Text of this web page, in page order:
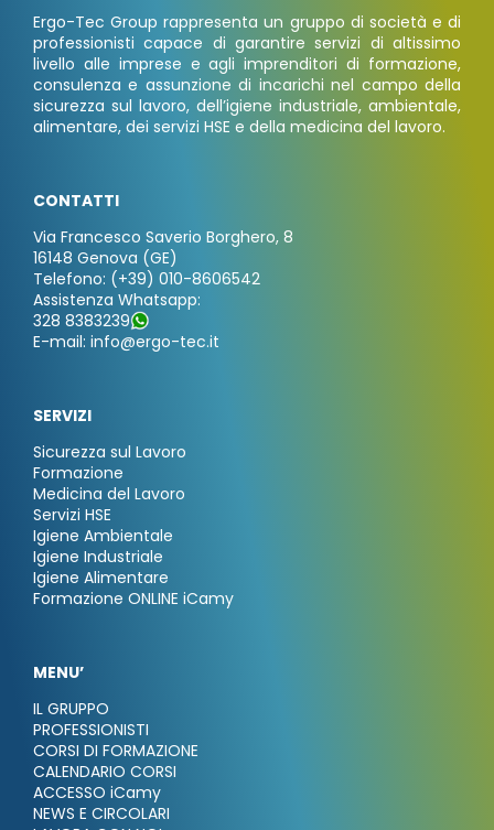
Ergo-Tec Group rappresenta un gruppo di società e di
professionisti capace di garantire servizi di altissimo
livello alle imprese e agli imprenditori di formazione,
consulenza e assunzione di incarichi nel campo della
sicurezza sul lavoro, dell’igiene industriale, ambientale,
alimentare, dei servizi HSE e della medicina del lavoro.
CONTATTI
Via Francesco Saverio Borghero, 8
16148 Genova (GE)
Telefono: (+39) 010-8606542
Assistenza Whatsapp:
328 8383239
E-mail: info@ergo-tec.it
SERVIZI
Sicurezza sul Lavoro
Formazione
Medicina del Lavoro
Servizi HSE
Igiene Ambientale
Igiene Industriale
Igiene Alimentare
Formazione ONLINE iCamy
MENU’
IL GRUPPO
PROFESSIONISTI
CORSI DI FORMAZIONE
CALENDARIO CORSI
ACCESSO iCamy
NEWS E CIRCOLARI